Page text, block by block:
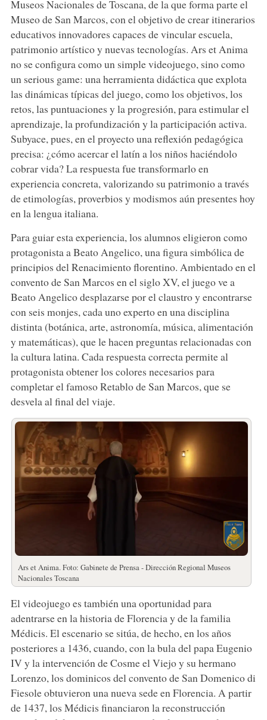
Museos Nacionales de Toscana, de la que forma parte el
Museo de San Marcos, con el objetivo de crear itinerarios
educativos innovadores capaces de vincular escuela,
patrimonio artístico y nuevas tecnologías. Ars et Anima
no se configura como un simple videojuego, sino como
un serious game: una herramienta didáctica que explota
las dinámicas típicas del juego, como los objetivos, los
retos, las puntuaciones y la progresión, para estimular el
aprendizaje, la profundización y la participación activa.
Subyace, pues, en el proyecto una reflexión pedagógica
precisa: ¿cómo acercar el latín a los niños haciéndolo
cobrar vida? La respuesta fue transformarlo en
experiencia concreta, valorizando su patrimonio a través
de etimologías, proverbios y modismos aún presentes hoy
en la lengua italiana.
Para guiar esta experiencia, los alumnos eligieron como
protagonista a Beato Angelico, una figura simbólica de
principios del Renacimiento florentino. Ambientado en el
convento de San Marcos en el siglo XV, el juego ve a
Beato Angelico desplazarse por el claustro y encontrarse
con seis monjes, cada uno experto en una disciplina
distinta (botánica, arte, astronomía, música, alimentación
y matemáticas), que le hacen preguntas relacionadas con
la cultura latina. Cada respuesta correcta permite al
protagonista obtener los colores necesarios para
completar el famoso Retablo de San Marcos, que se
desvela al final del viaje.
Ars et Anima. Foto: Gabinete de Prensa - Dirección Regional Museos
Nacionales Toscana
El videojuego es también una oportunidad para
adentrarse en la historia de Florencia y de la familia
Médicis. El escenario se sitúa, de hecho, en los años
posteriores a 1436, cuando, con la bula del papa Eugenio
IV y la intervención de Cosme el Viejo y su hermano
Lorenzo, los dominicos del convento de San Domenico di
Fiesole obtuvieron una nueva sede en Florencia. A partir
de 1437, los Médicis financiaron la reconstrucción